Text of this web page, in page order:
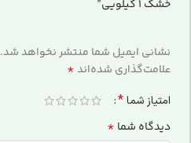
خشک 1 کیلویی”
نشانی ایمیل شما منتشر نخواهد شد.
علامت‌گذاری شده‌اند*
امتیاز شما*
دیدگاه شما *